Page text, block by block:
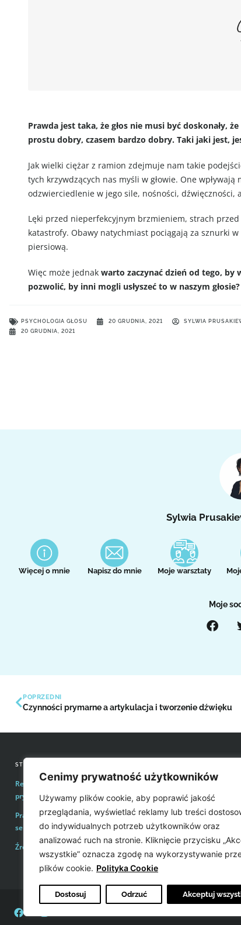
Cenimy prywatność użytkowników
Używamy plików cookie, aby poprawić jakość
przeglądania, wyświetlać reklamy lub treści
do indywidualnych potrzeb użytkowników oraz
analizować ruch na stronie. Kliknięcie przycisku
wszystkie” oznacza zgodę na wykorzystywanie
plików cookie. Polityka Cookie
Dostosuj Odrzuć Akceptuj
Prawda jest taka, że głos nie musi być doskonały,
prostu dobry, czasem bardzo dobry. Taki jaki jest,
Jak wielki ciężar z ramion zdejmuje nam takie
tych krzywdzących nas myśli w głowie. One
odzwierciedlenie w jego sile, nośności, dźwięczności,
Lęki przed nieperfekcyjnym brzmieniem, strach
katastrofy. Obawy natychmiast pociągają za sznurki
piersiową.
Więc może jednak warto zaczynać dzień od tego, by
pozwolić, by inni mogli usłyszeć to w naszym głosie?
PSYCHOLOGIA GŁOSU 20 GRUDNIA, 2021
SYLWIA
20 GRUDNIA, 2021
Sylwia
Więcej o mnie Napisz do mnie Moje warsztaty
Moje
POPRZEDNI
Czynności prymarne a artykulacja i tworzenie dźwięku
STRONY INFORMACYJNE
Regulamin zakupów i polityka
prywatności
Prawa autorskie i wykorzystywanie treści
serwisu
Źródła
Email:
WSPÓŁPRACE, OFERTY
Email: